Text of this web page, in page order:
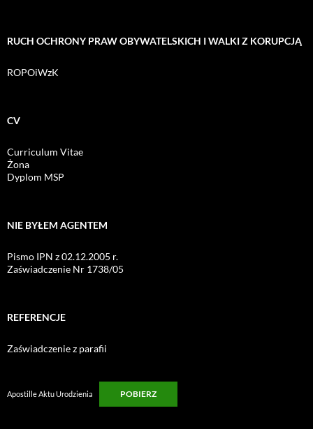
RUCH OCHRONY PRAW OBYWATELSKICH I WALKI Z KORUPCJĄ
ROPOiWzK
CV
Curriculum Vitae
Żona
Dyplom MSP
NIE BYŁEM AGENTEM
Pismo IPN z 02.12.2005 r.
Zaświadczenie Nr 1738/05
REFERENCJE
Zaświadczenie z parafii
Apostille Aktu Urodzienia POBIERZ